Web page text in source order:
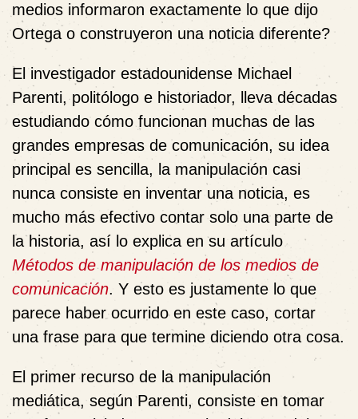
medios informaron exactamente lo que dijo
Ortega o construyeron una noticia diferente?
El investigador estadounidense Michael
Parenti, politólogo e historiador, lleva décadas
estudiando cómo funcionan muchas de las
grandes empresas de comunicación, su idea
principal es sencilla, la manipulación casi
nunca consiste en inventar una noticia, es
mucho más efectivo contar solo una parte de
la historia, así lo explica en su artículo
Métodos de manipulación de los medios de
comunicación. Y esto es justamente lo que
parece haber ocurrido en este caso, cortar
una frase para que termine diciendo otra cosa.
El primer recurso de la manipulación
mediática, según Parenti, consiste en tomar